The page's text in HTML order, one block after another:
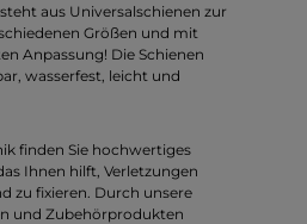
aus Universalschienen zur
Größen und mit
Anpassung! Die Schienen
wasserfest, leicht und
finden Sie hochwertiges
Ihnen hilft, Verletzungen
zu fixieren. Durch unsere
und Zubehörprodukten